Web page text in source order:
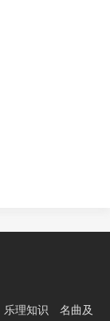
乐理知识
名曲及